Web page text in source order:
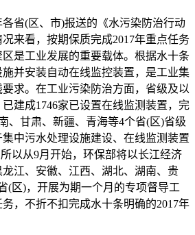
省(区、市)报送的《水污染防治行动
来看，按期保质完成2017年重点任务
是工业发展的重要载体。根据水十条
并安装自动在线监控装置，是工业集
求。在工业污染防治方面，省级及以
已建成1746家已设置在线监测装置，完
、甘肃、新疆、青海等4个省(区)省级
中污水处理设施建设、在线监测装置
以从9月开始，环保部将以长江经济
江、安徽、江西、湖北、湖南、贵
(区)，开展为期一个月的专项督导工
，不折不扣完成水十条明确的2017年